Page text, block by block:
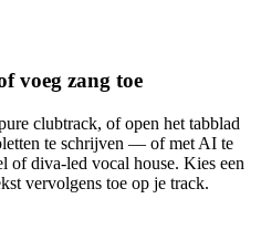
voeg zang toe
clubtrack, of open het tabblad
te schrijven — of met AI te
of diva-led vocal house. Kies een
vervolgens toe op je track.